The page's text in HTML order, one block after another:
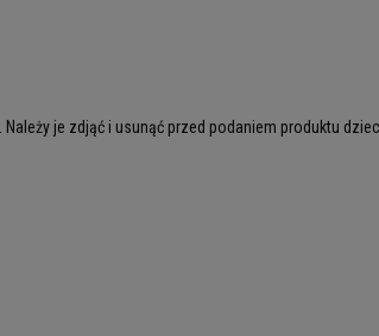
Należy je zdjąć i usunąć przed podaniem produktu